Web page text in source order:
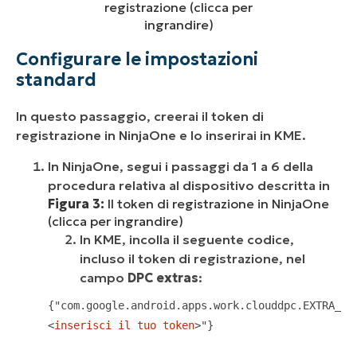
registrazione (clicca per
ingrandire)
Configurare le impostazioni
standard
In questo passaggio, creerai il token di
registrazione in NinjaOne e lo inserirai in KME.
In NinjaOne, segui i passaggi da 1 a 6 della
procedura relativa al dispositivo descritta in
Figura 3: Il token di registrazione in NinjaOne
(clicca per ingrandire)
In KME, incolla il seguente codice,
incluso il token di registrazione, nel
campo DPC extras:
<inserisci il tuo token>"}